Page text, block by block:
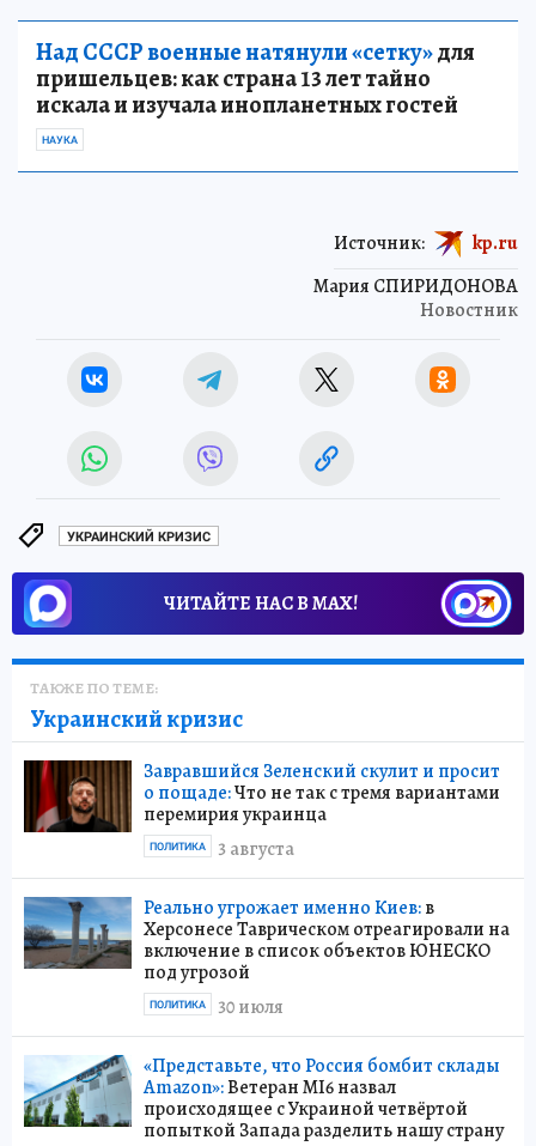
Над СССР военные натянули «сетку»для
пришельцев: как страна 13 лет тайно
искала и изучала инопланетных гостей
НАУКА
Мария СПИРИДОНОВА
Новостник
Источник: kp.ru
УКРАИНСКИЙ КРИЗИС
ЧИТАЙТЕ НАС В МАХ!
ТАКЖЕ ПО ТЕМЕ:
Украинский кризис
Завравшийся Зеленский скулит и просит
о пощаде:Что не так с тремя вариантами
перемирия украинца
3 августа
ПОЛИТИКА
Реально угрожает именно Киев:в
Херсонесе Таврическом отреагировали на
включение в список объектов ЮНЕСКО
под угрозой
30 июля
ПОЛИТИКА
«Представьте, что Россия бомбит склады
Amazon»:Ветеран MI6 назвал
происходящее с Украиной четвёртой
попыткой Запада разделить нашу страну